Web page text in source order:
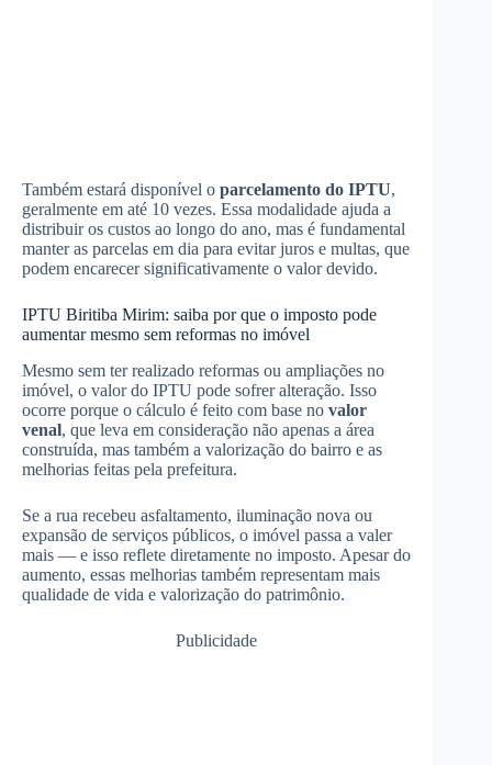
Também estará disponível o parcelamento do IPTU,
geralmente em até 10 vezes. Essa modalidade ajuda a
distribuir os custos ao longo do ano, mas é fundamental
manter as parcelas em dia para evitar juros e multas, que
podem encarecer significativamente o valor devido.
IPTU Biritiba Mirim: saiba por que o imposto pode
aumentar mesmo sem reformas no imóvel
Mesmo sem ter realizado reformas ou ampliações no
imóvel, o valor do IPTU pode sofrer alteração. Isso
ocorre porque o cálculo é feito com base no valor
venal, que leva em consideração não apenas a área
construída, mas também a valorização do bairro e as
melhorias feitas pela prefeitura.
Se a rua recebeu asfaltamento, iluminação nova ou
expansão de serviços públicos, o imóvel passa a valer
mais — e isso reflete diretamente no imposto. Apesar do
aumento, essas melhorias também representam mais
qualidade de vida e valorização do patrimônio.
Publicidade